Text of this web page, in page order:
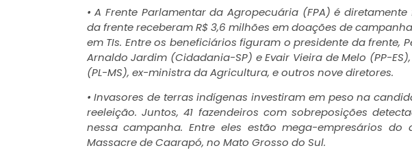
• A Frente Parlamentar da Agropecuária (FPA) é
da frente receberam R$ 3,6 milhões em doações de
em TIs. Entre os beneficiários figuram o presidente da frente,
Arnaldo Jardim (Cidadania-SP) e Evair Vieira de Melo (PP-
(PL-MS), ex-ministra da Agricultura, e outros nove diretores.
• Invasores de terras indígenas investiram em peso na
reeleição. Juntos, 41 fazendeiros com sobreposições
nessa campanha. Entre eles estão mega-empresários
Massacre de Caarapó, no Mato Grosso do Sul.